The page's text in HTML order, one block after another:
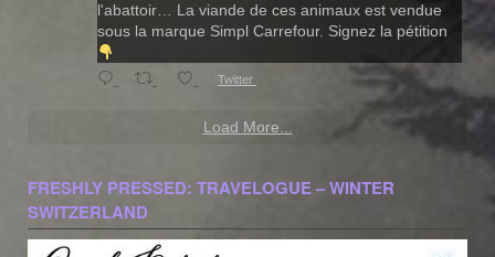
l'abattoir… La viande de ces animaux est vendue
sous la marque Simpl Carrefour. Signez la pétition
Twitter
Load More...
FRESHLY PRESSED: TRAVELOGUE – WINTER
SWITZERLAND